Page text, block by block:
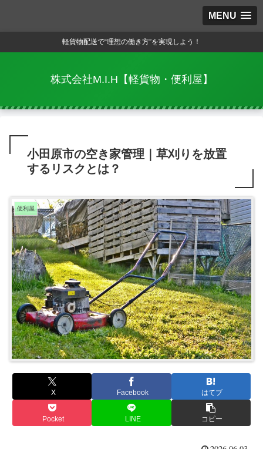
MENU
軽貨物配送で“理想の働き方”を実現しよう！
株式会社M.I.H【軽貨物・便利屋】
小田原市の空き家管理｜草刈りを放置
するリスクとは？
便利屋
X Facebook はてブ
Pocket LINE コピー